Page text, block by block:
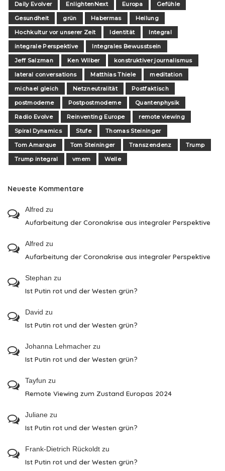
Daily Evolver
EnlightenNext Europa
Gefühle
Gesundheit
grün Habermas
Heilung
Hochkultur vor unserer Zeit
Identität
Integral
integrale Perspektive
Integrales Bewusstsein
Jeff Salzman
Ken Wilber
konstruktiver journalismus
lateral conversations
Matthias Thiele
meditation
michael gleich
Netzneutralität
Postfaktisch
postmoderne
Postpostmoderne
Quantenphysik
Radio Evolve
Reinventing Europe
remote viewing
Spiral Dynamics
Stufe
Thomas Steininger
Tom Amarque
Tom Steininger Transzendenz
Trump
Trump integral
vmem Welle
Neueste Kommentare
Alfred zu
Aufarbeitung der Coronakrise aus integraler Perspektive
Alfred zu
Aufarbeitung der Coronakrise aus integraler Perspektive
Stephan zu
Ist Putin rot und der Westen grün?
David zu
Ist Putin rot und der Westen grün?
Johanna Lehmacher zu
Ist Putin rot und der Westen grün?
Tayfun zu
Remote Viewing zum Zustand Europas 2024
Juliane zu
Ist Putin rot und der Westen grün?
Frank-Dietrich Rückoldt zu
Ist Putin rot und der Westen grün?